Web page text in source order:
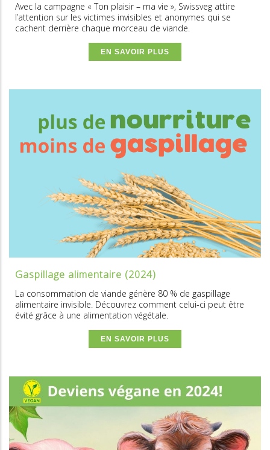
Avec la campagne « Ton plaisir – ma vie », Swissveg attire
l’attention sur les victimes invisibles et anonymes qui se
cachent derrière chaque morceau de viande.
EN SAVOIR PLUS
Gaspillage alimentaire (2024)
La consommation de viande génère 80 % de gaspillage
alimentaire invisible. Découvrez comment celui-ci peut être
évité grâce à une alimentation végétale.
EN SAVOIR PLUS